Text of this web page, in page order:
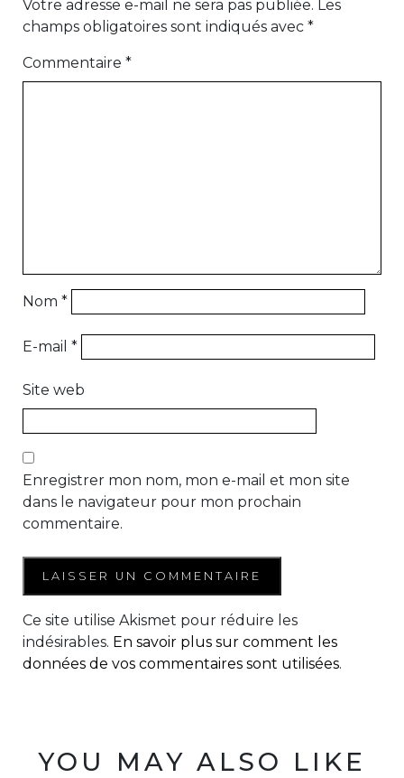
Votre adresse e-mail ne sera pas publiée.
Les
champs obligatoires sont indiqués avec *
Commentaire *
Nom *
E-mail *
Site web
Enregistrer mon nom, mon e-mail et mon site
dans le navigateur pour mon prochain
commentaire.
Ce site utilise Akismet pour réduire les
indésirables. En savoir plus sur comment les
données de vos commentaires sont utilisées.
YOU MAY ALSO LIKE